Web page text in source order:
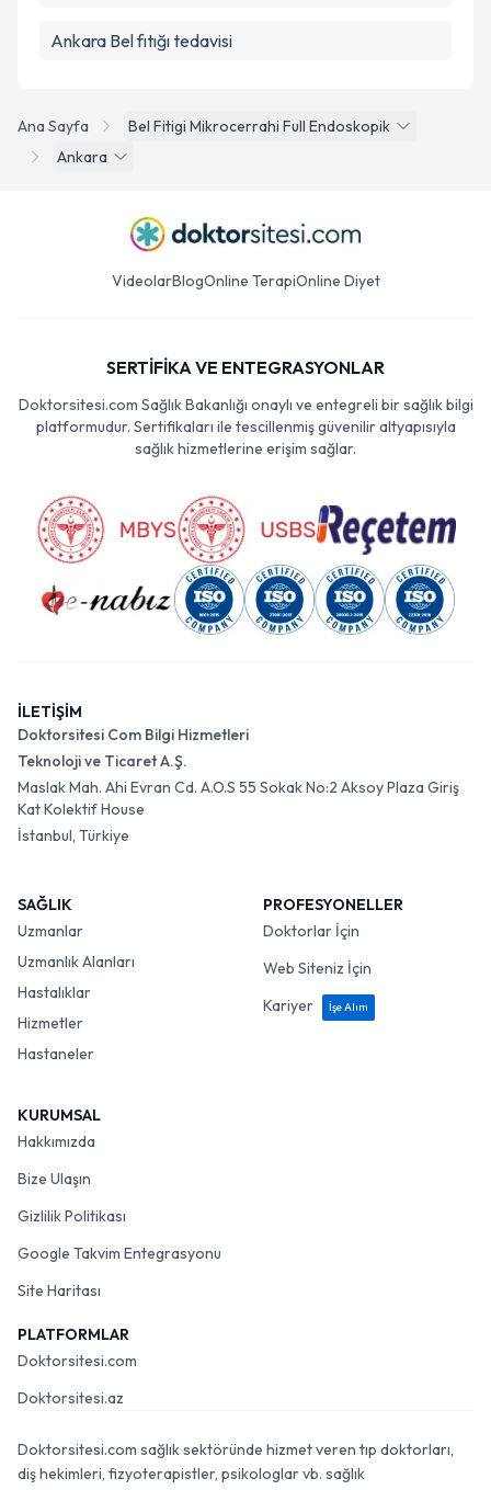
Ana Sayfa
Bel Fitigi Mikrocerrahi Full Endoskopik
Ankara
Ankara Bel fıtığı tedavisi
VideolarBlogOnline TerapiOnline Diyet
SERTİFİKA VE ENTEGRASYONLAR
Doktorsitesi.com Sağlık Bakanlığı onaylı ve entegreli bir sağlık bilgi
platformudur. Sertifikaları ile tescillenmiş güvenilir altyapısıyla
sağlık hizmetlerine erişim sağlar.
İLETİŞİM
Doktorsitesi Com Bilgi Hizmetleri
Teknoloji ve Ticaret A.Ş.
Maslak Mah. Ahi Evran Cd. A.O.S 55 Sokak No:2 Aksoy Plaza Giriş
Kat Kolektif House
İstanbul, Türkiye
SAĞLIK
Uzmanlar
Uzmanlık Alanları
Hastalıklar
Hizmetler
Hastaneler
PROFESYONELLER
Doktorlar İçin
Web Siteniz İçin
Kariyer
İşe Alım
KURUMSAL
Hakkımızda
Bize Ulaşın
Gizlilik Politikası
Google Takvim Entegrasyonu
Site Haritası
PLATFORMLAR
Doktorsitesi.com
Doktorsitesi.az
Doktorsitesi.com sağlık sektöründe hizmet veren tıp doktorları,
diş hekimleri, fizyoterapistler, psikologlar vb. sağlık